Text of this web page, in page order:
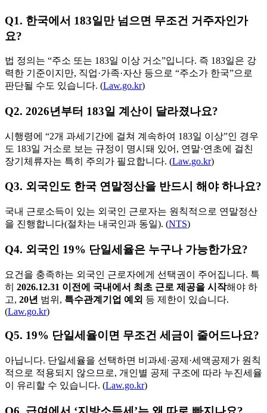
Q1. 한국에서 183일만 넘으면 무조건 거주자인가
요?
법 정의는 “주소 또는 183일 이상 거소”입니다. 즉 183일은 강
력한 기준이지만, 직업·가족·자산 등으로 “주소가 한국”으로
판단될 수도 있습니다. (Law.go.kr)
Q2. 2026년부터 183일 계산이 달라졌나요?
시행령에 “2개 과세기간에 걸쳐 계속하여 183일 이상”인 경우
도 183일 거소로 보는 규정이 명시돼 있어, 연말·연초에 걸친
장기체류자는 특히 주의가 필요합니다. (Law.go.kr)
Q3. 외국인도 한국 연말정산을 반드시 해야 하나요?
국내 근로소득이 있는 외국인 근로자는 원칙적으로 연말정산
을 진행합니다(절차는 내국인과 동일). (NTS)
Q4. 외국인 19% 단일세율은 누구나 가능한가요?
요건을 충족하는 외국인 근로자에게 선택권이 주어집니다. 특
히 2026.12.31 이전에 국내에서 최초 근로 제공을 시작해야 하
고, 20년 범위, 특수관계기업 예외 등 제한이 있습니다.
(Law.go.kr)
Q5. 19% 단일세율이면 무조건 세금이 줄어드나요?
아닙니다. 단일세율을 선택하면 비과세·공제·세액공제가 원칙
적으로 적용되지 않으므로, 개인별 공제 구조에 따라 누진세율
이 유리할 수 있습니다. (Law.go.kr)